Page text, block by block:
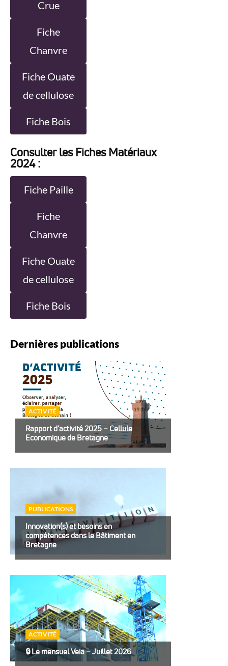
Crue
Fiche
Chanvre
Fiche Ouate
de cellulose
Fiche Bois
Consulter les Fiches Matériaux
2024 :
Fiche Paille
Fiche
Chanvre
Fiche Ouate
de cellulose
Fiche Bois
Dernières publications
ACTIVITÉ
Rapport d’activité 2025 – Cellule
Economique de Bretagne
PUBLICATIONS
Innovation(s) et besoins en
compétences dans le Bâtiment en
Bretagne
ACTIVITÉ
🔒︎ Le mensuel Veia – Juillet 2026